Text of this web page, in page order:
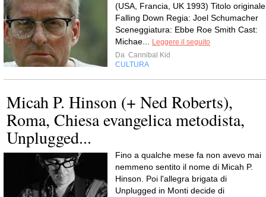
(USA, Francia, UK 1993) Titolo
Falling Down Regia: Joel Schumacher
Sceneggiatura: Ebbe Roe Smith Cast:
Michae... Leggere il seguito
Da Cannibal Kid
CULTURA
Micah P. Hinson (+ Ned Roberts),
Roma, Chiesa evangelica metodista,
Unplugged...
Fino a qualche mese fa non avevo mai
nemmeno sentito il nome di Micah P.
Hinson. Poi l'allegra brigata di
Unplugged in Monti decide di